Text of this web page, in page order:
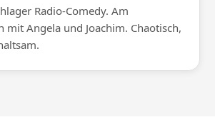
Radio-Comedy. Am
mit Angela und Joachim. Chaotisch,